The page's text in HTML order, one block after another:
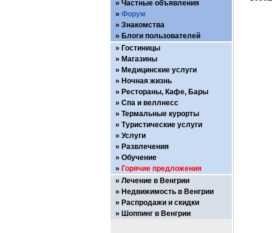
Частные объявления
Форум
Знакомства
Блоги пользователей
Гостиницы
Магазины
Медицинские услуги
Ночная жизнь
Рестораны, Кафе, Бары
Спа и веллнесс
Термальные курорты
Туристические услуги
Услуги
Развлечения
Обучение
Горячие предложения
Лечение в Венгрии
Недвижимость в Венгрии
Распродажи и скидки
Шоппинг в Венгрии